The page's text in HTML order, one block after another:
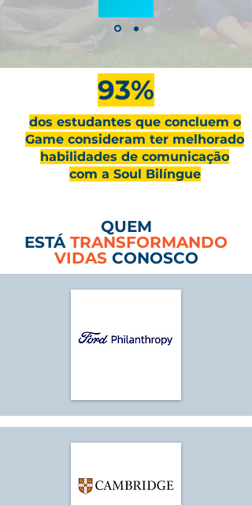
93%
dos estudantes que concluem o
Game consideram ter melhorado
habilidades de comunicação
com a Soul Bilíngue
QUEM
ESTÁ TRANSFORMANDO
VIDAS CONOSCO